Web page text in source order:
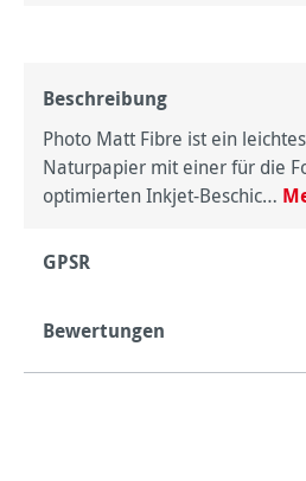
Beschreibung
Photo Matt Fibre ist ein
Naturpapier mit einer für die
optimierten Inkjet-Beschic…
GPSR
Bewertungen